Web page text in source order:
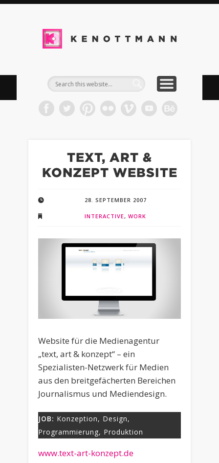
&
WORK
DOWNLOADS
TIMELINE
BLOG
INFO
IMPRESSUM
TEXT, ART &
KONZEPT WEBSITE
28. SEPTEMBER 2007
INTERACTIVE, WORK
Website für die Medienagentur
„text, art & konzept“ – ein
Spezialisten-Netzwerk für Medien
aus den breitgefächerten Bereichen
Journalismus und Mediendesign.
JOB: Konzeption, Design,
Programmierung, Produktion
www.text-art-konzept.de